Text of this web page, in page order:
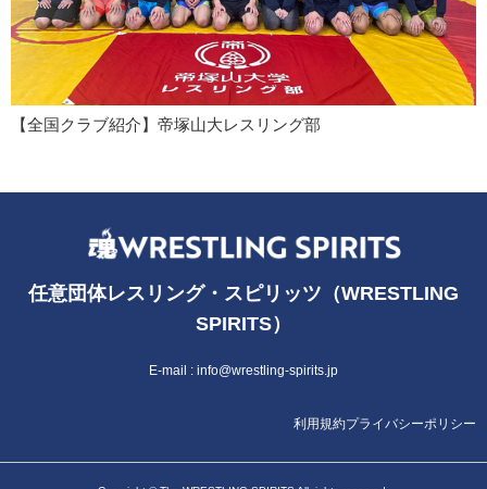
【全国クラブ紹介】帝塚山大レスリング部
任意団体レスリング・スピリッツ（WRESTLING
SPIRITS）
E-mail : info@wrestling-spirits.jp
利用規約プライバシーポリシー